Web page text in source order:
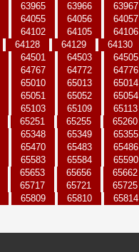
63965 63966
63967
64055 64056
64057
64102 64105
64106
64128 64129
64130
64501 64503
64505
64767 64772
64776
65010 65013
65014
65051 65052
65054
65103 65109
65113
65251 65255
65260
65348 65349
65355
65470 65483
65486
65583 65584
65590
65653 65656
65662
65717 65721
65725
65809 65810
65814